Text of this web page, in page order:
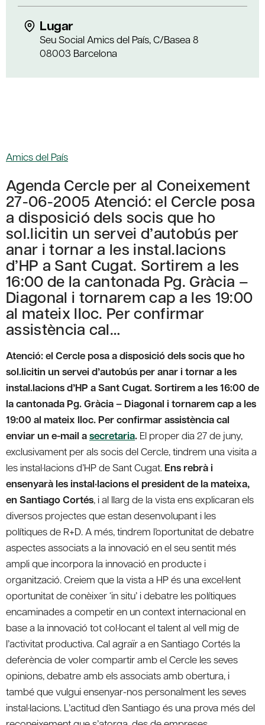
Lugar
Seu Social Amics del País, C/Basea 8
08003 Barcelona
Amics del País
Agenda Cercle per al Coneixement
27-06-2005 Atenció: el Cercle posa
a disposició dels socis que ho
sol.licitin un servei d’autobús per
anar i tornar a les instal.lacions
d’HP a Sant Cugat. Sortirem a les
16:00 de la cantonada Pg. Gràcia –
Diagonal i tornarem cap a les 19:00
al mateix lloc. Per confirmar
assistència cal…
Atenció: el Cercle posa a disposició dels socis que ho
sol.licitin un servei d’autobús per anar i tornar a les
instal.lacions d’HP a Sant Cugat. Sortirem a les 16:00 de
la cantonada Pg. Gràcia – Diagonal i tornarem cap a les
19:00 al mateix lloc. Per confirmar assistència cal
enviar un e-mail asecretaria. El proper dia 27 de juny,
exclusivament per als socis del Cercle, tindrem una visita a
les instal·lacions d’HP de Sant Cugat. Ens rebrà i
ensenyarà les instal·lacions el president de la mateixa,
en Santiago Cortés, i al llarg de la vista ens explicaran els
diversos projectes que estan desenvolupant i les
polítiques de R+D. A més, tindrem l’oportunitat de debatre
aspectes associats a la innovació en el seu sentit més
ampli que incorpora la innovació en producte i
organització. Creiem que la vista a HP és una excel·lent
oportunitat de conèixer ‘in situ’ i debatre les polítiques
encaminades a competir en un context internacional en
base a la innovació tot col·locant el talent al vell mig de
l’activitat productiva. Cal agraïr a en Santiago Cortés la
deferència de voler compartir amb el Cercle les seves
opinions, debatre amb els associats amb obertura, i
també que vulgui ensenyar-nos personalment les seves
instal·lacions. L’actitud d’en Santiago és una prova més del